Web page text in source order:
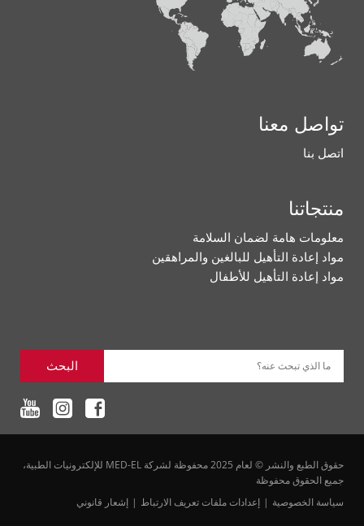
تواصل معنا
اتصل بنا
منتجاتنا
معلومات هامة لضمان السلامة
مواد إعادة التأهيل للبالغين والمراهقين
مواد إعادة التأهيل للأطفال
ما الذي تبحث عنه؟ البحث
حقوق الطبع والنشر © لعام 2025 محفوظة لشركة MED-EL للإلكترونيات الطبية،
جميع الحقوق محفوظة
سياسة الخصوصية
إعدادات ملفات تعريف الارتباط إشعار قانوني